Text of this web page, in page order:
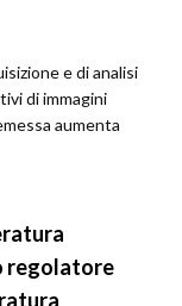
e di analisi
di immagini
aumenta
regolatore